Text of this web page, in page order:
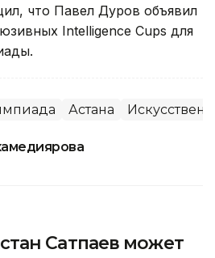
что Павел Дуров объявил
Intelligence Cups для
Астана
Сатпаев может